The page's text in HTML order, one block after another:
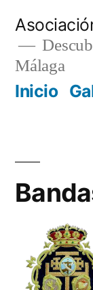
contenido
Málaga
Inicio